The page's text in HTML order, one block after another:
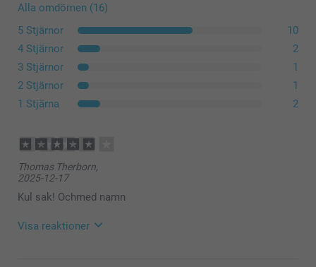
Alla omdömen (16)
5 Stjärnor
10
4 Stjärnor
2
3 Stjärnor
1
2 Stjärnor
1
1 Stjärna
2
Thomas Therborn,
2025-12-17
Kul sak! Ochmed namn
Visa reaktioner